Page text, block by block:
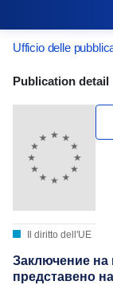
Ufficio delle
Publication
Publication detail
Il diritto dell'UE
Заключение на
представено на